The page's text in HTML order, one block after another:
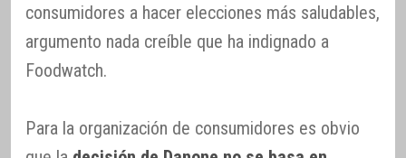
consumidores a hacer elecciones más saludables,
argumento nada creíble que ha indignado a
Foodwatch.
Para la organización de consumidores es obvio